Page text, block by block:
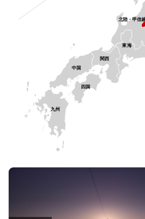
北陸・甲信
東海
関西
中国
四国
九州